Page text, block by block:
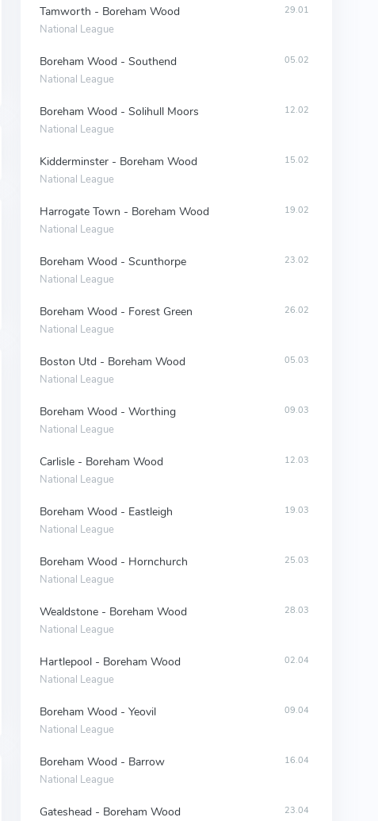
Tamworth - Boreham Wood
National League
29.01
Boreham Wood - Southend
National League
05.02
Boreham Wood - Solihull Moors
National League
12.02
Kidderminster - Boreham Wood
National League
15.02
Harrogate Town - Boreham Wood
National League
19.02
Boreham Wood - Scunthorpe
National League
23.02
Boreham Wood - Forest Green
National League
26.02
Boston Utd - Boreham Wood
National League
05.03
Boreham Wood - Worthing
National League
09.03
Carlisle - Boreham Wood
National League
12.03
Boreham Wood - Eastleigh
National League
19.03
Boreham Wood - Hornchurch
National League
25.03
Wealdstone - Boreham Wood
National League
28.03
Hartlepool - Boreham Wood
National League
02.04
Boreham Wood - Yeovil
National League
09.04
Boreham Wood - Barrow
National League
16.04
Gateshead - Boreham Wood 23.04